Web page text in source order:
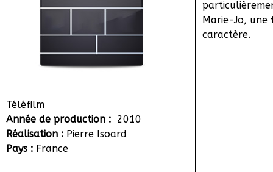
Téléfilm
Année de production : 2010
Réalisation : Pierre Isoard
Pays : France
Marie-Jo, une
caractère.